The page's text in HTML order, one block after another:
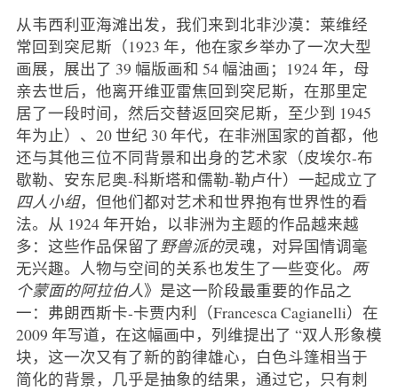
从韦西利亚海滩出发，我们来到北非沙漠：莱维经
常回到突尼斯（1923 年，他在家乡举办了一次大型
画展，展出了 39 幅版画和 54 幅油画；1924 年，母
亲去世后，他离开维亚雷焦回到突尼斯，在那里定
居了一段时间，然后交替返回突尼斯，至少到 1945
年为止）、20 世纪 30 年代，在非洲国家的首都，他
还与其他三位不同背景和出身的艺术家（皮埃尔-布
歇勒、安东尼奥-科斯塔和儒勒-勒卢什）一起成立了
四人小组，但他们都对艺术和世界抱有世界性的看
法。从 1924 年开始，以非洲为主题的作品越来越
多：这些作品保留了野兽派的灵魂，对异国情调毫
无兴趣。人物与空间的关系也发生了一些变化。 两
个蒙面的阿拉伯人》是这一阶段最重要的作品之
一：弗朗西斯卡-卡贾内利（Francesca Cagianelli）在
2009 年写道，在这幅画中，列维提出了 “双人形象模
块，这一次又有了新的韵律雄心，白色斗篷相当于
简化的背景，几乎是抽象的结果，通过它，只有刺